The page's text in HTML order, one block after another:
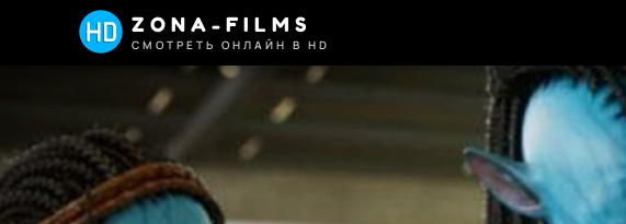
ZONA-FILMS
СМОТРЕТЬ ОНЛАЙН В HD